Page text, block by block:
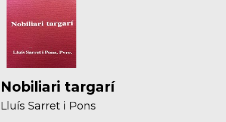
Nobiliari targarí
Lluís Sarret i Pons